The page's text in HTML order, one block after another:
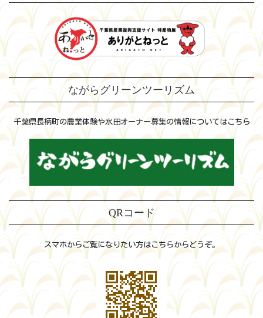
ながらグリーンツーリズム
千葉県長柄町の農業体験や水田オーナー募集の情報についてはこちら
QRコード
スマホからご覧になりたい方はこちらからどうぞ。